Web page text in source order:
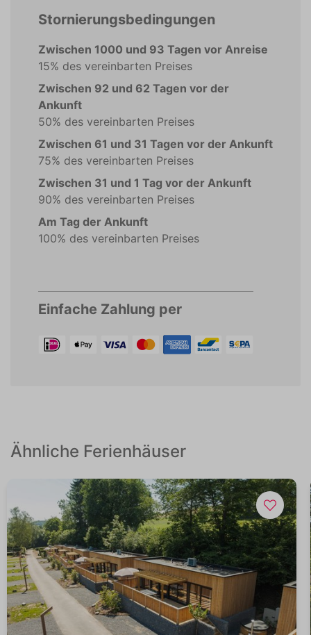
Stornierungsbedingungen
Zwischen 1000 und 93 Tagen vor Anreise
15% des vereinbarten Preises
Zwischen 92 und 62 Tagen vor der
Ankunft
50% des vereinbarten Preises
Zwischen 61 und 31 Tagen vor der Ankunft
75% des vereinbarten Preises
Zwischen 31 und 1 Tag vor der Ankunft
90% des vereinbarten Preises
Am Tag der Ankunft
100% des vereinbarten Preises
Einfache Zahlung per
Ähnliche Ferienhäuser